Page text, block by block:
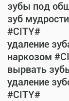
зубы под
зуб
#CITY#
удаление
наркозом
вырвать
удаление
#CITY#